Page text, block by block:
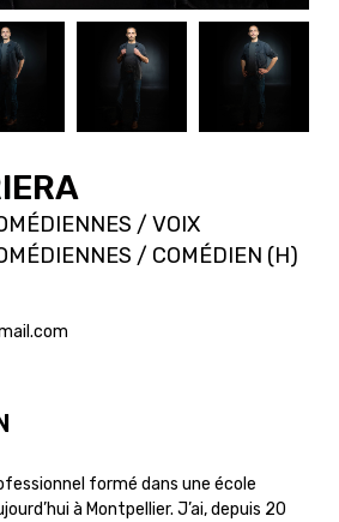
/ VOIX
/ COMÉDIEN (H)
formé dans une école
à Montpellier. J’ai, depuis 20